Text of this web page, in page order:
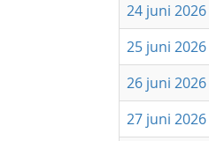
24 juni 2026
25 juni 2026
26 juni 2026
27 juni 2026